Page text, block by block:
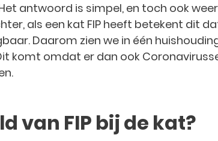
antwoord is simpel, en toch ook
als een kat FIP heeft betekent dit
Daarom zien we in één
komt omdat er dan ook
van FIP bij de kat?